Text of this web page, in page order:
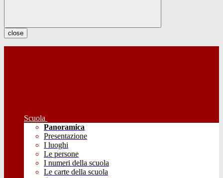
close
Scuola
Panoramica
Presentazione
I luoghi
Le persone
I numeri della scuola
Le carte della scuola